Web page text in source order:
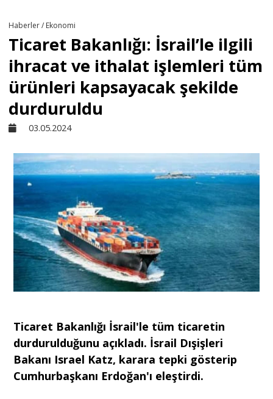
Derkenar
Sivil Toplum
Ekonomi
Dünya
Yorum - Analiz
Söyleşi
Yazı Dizisi
Portre
Haberler / Ekonomi
Ticaret Bakanlığı: İsrail’le ilgili
ihracat ve ithalat işlemleri tüm
ürünleri kapsayacak şekilde
durduruldu
03.05.2024
Ticaret Bakanlığı İsrail'le tüm ticaretin
durdurulduğunu açıkladı. İsrail Dışişleri
Bakanı Israel Katz, karara tepki gösterip
Cumhurbaşkanı Erdoğan'ı eleştirdi.